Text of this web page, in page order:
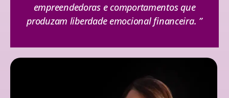
empreendedoras e comportamentos que
produzam liberdade emocional financeira. ”